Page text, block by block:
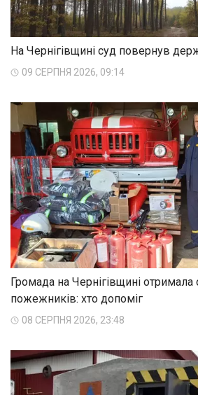
На Чернігівщині суд повернув
09 СЕРПНЯ 2026, 09:14
Громада на Чернігівщині
пожежників: хто допоміг
08 СЕРПНЯ 2026, 23:48